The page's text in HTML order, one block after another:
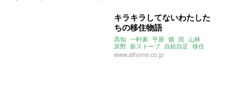
キラキラしてないわたした
ちの移住物語
高知 一軒家 平屋 畑 田 山林
原野 薪ストーブ 自給自足 移住
ストーリー
www.athome.co.jp